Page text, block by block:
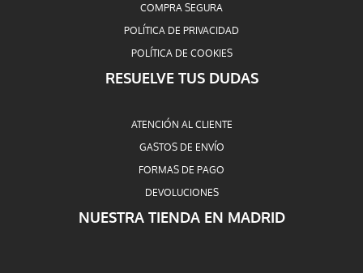
COMPRA SEGURA
POLÍTICA DE PRIVACIDAD
POLÍTICA DE COOKIES
RESUELVE TUS DUDAS
ATENCIÓN AL CLIENTE
GASTOS DE ENVÍO
FORMAS DE PAGO
DEVOLUCIONES
NUESTRA TIENDA EN MADRID